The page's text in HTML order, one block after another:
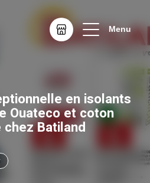
Menu
en isolants
Ouateco et coton
Batiland